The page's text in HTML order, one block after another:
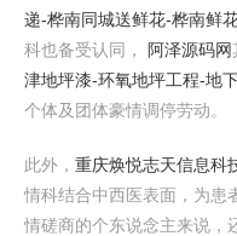
递-桦南同城送鲜花-桦南鲜
科也备受认同，
阿泽源码网
津地坪漆-环氧地坪工程-地
个体及团体豪情调停劳动。
此外， 重庆焕悦志天信息科
情科结合中西医表面，为患
情磋商的个东说念主来说，